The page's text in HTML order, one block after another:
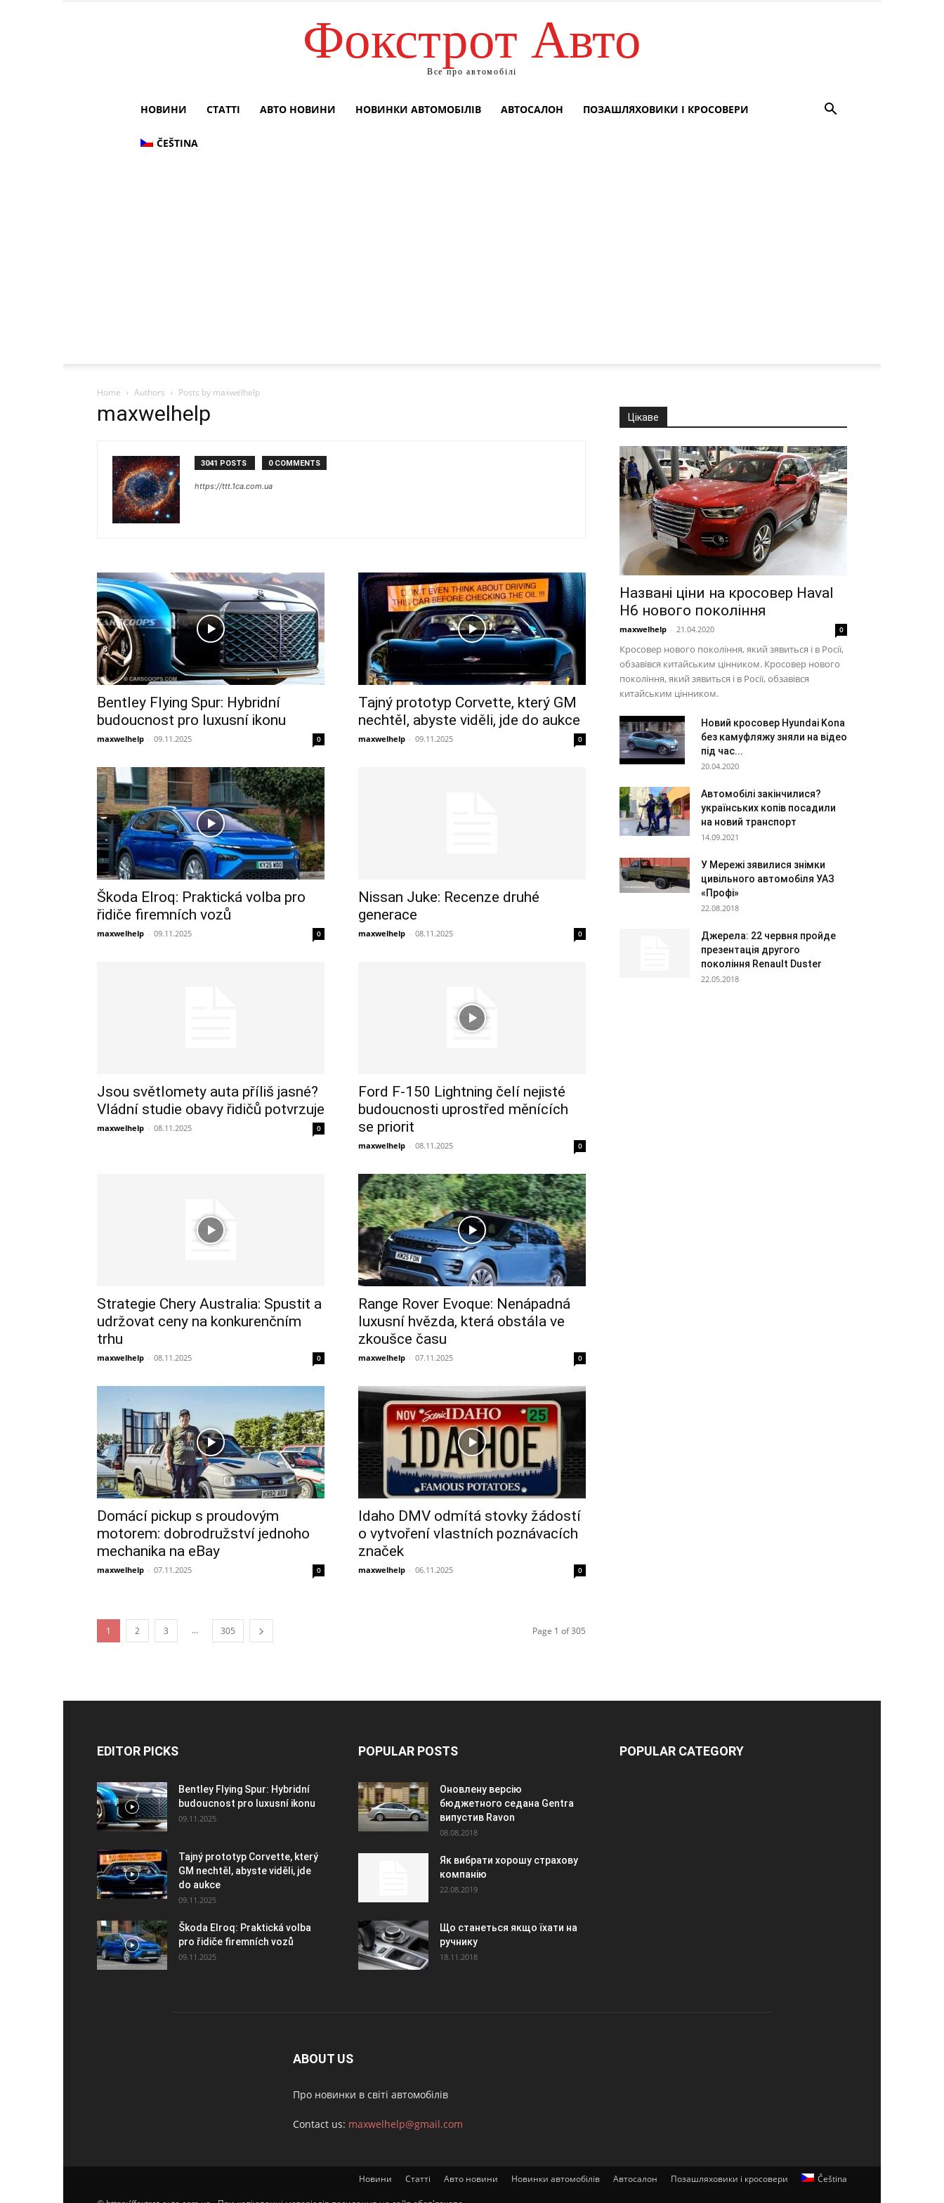
Фокстрот Авто
Все про автомобілі
НОВИНИ СТАТТІ АВТО НОВИНИ НОВИНКИ АВТОМОБІЛІВ АВТОСАЛОН ПОЗАШЛЯХОВИКИ І КРОСОВЕРИ
ČEŠTINA
Home Authors Posts by maxwelhelp
maxwelhelp
3041 POSTS 0 COMMENTS
https://ttt.1ca.com.ua
Bentley Flying Spur: Hybridní
budoucnost pro luxusní ikonu
maxwelhelp - 09.11.2025 0
Tajný prototyp Corvette, který GM
nechtěl, abyste viděli, jde do aukce
maxwelhelp - 09.11.2025 0
Škoda Elroq: Praktická volba pro
řidiče firemních vozů
maxwelhelp - 09.11.2025 0
Nissan Juke: Recenze druhé
generace
maxwelhelp - 08.11.2025 0
Jsou světlomety auta příliš jasné?
Vládní studie obavy řidičů potvrzuje
maxwelhelp - 08.11.2025 0
Ford F-150 Lightning čelí nejisté
budoucnosti uprostřed měnících
se priorit
maxwelhelp - 08.11.2025 0
Strategie Chery Australia: Spustit a
udržovat ceny na konkurenčním
trhu
maxwelhelp - 08.11.2025 0
Range Rover Evoque: Nenápadná
luxusní hvězda, která obstála ve
zkoušce času
maxwelhelp - 07.11.2025 0
Domácí pickup s proudovým
motorem: dobrodružství jednoho
mechanika na eBay
maxwelhelp - 07.11.2025 0
Idaho DMV odmítá stovky žádostí
o vytvoření vlastních poznávacích
značek
maxwelhelp - 06.11.2025 0
1 2 3 ... 305 Page 1 of 305
Цікаве
Названі ціни на кросовер Haval
H6 нового покоління
maxwelhelp - 21.04.2020 0
Кросовер нового покоління, який зявиться і в Росії,
обзавівся китайським цінником. Кросовер нового
покоління, який зявиться і в Росії, обзавівся
китайським цінником.
Новий кросовер Hyundai Kona
без камуфляжу зняли на відео
під час...
20.04.2020
Автомобілі закінчилися?
українських копів посадили
на новий транспорт
14.09.2021
У Мережі зявилися знімки
цивільного автомобіля УАЗ
«Профі»
22.08.2018
Джерела: 22 червня пройде
презентація другого
покоління Renault Duster
22.05.2018
EDITOR PICKS
Bentley Flying Spur: Hybridní
budoucnost pro luxusní ikonu
09.11.2025
Tajný prototyp Corvette, který
GM nechtěl, abyste viděli, jde
do aukce
09.11.2025
Škoda Elroq: Praktická volba
pro řidiče firemních vozů
09.11.2025
POPULAR POSTS
Оновлену версію
бюджетного седана Gentra
випустив Ravon
08.08.2018
Як вибрати хорошу страхову
компанію
22.08.2019
Що станеться якщо їхати на
ручнику
18.11.2018
POPULAR CATEGORY
ABOUT US
Про новинки в світі автомобілів
Contact us: maxwelhelp@gmail.com
Новини Статті Авто новини Новинки автомобілів Автосалон Позашляховики і кросовери Čeština